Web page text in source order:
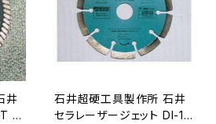
井
ダ
石井超硬工具製作所 石井
セラレーザージェット DI-12